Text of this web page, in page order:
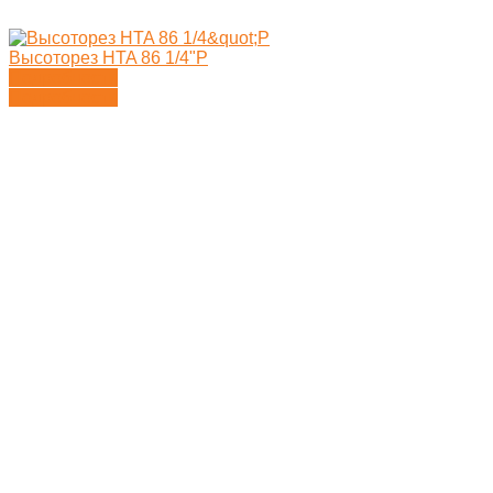
Высоторез HTA 86 1/4"P